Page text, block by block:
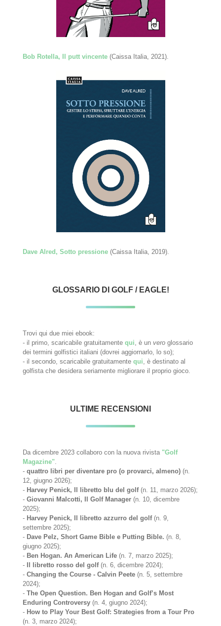
Bob Rotella, Il putt vincente (Caissa Italia, 2021).
Dave Alred, Sotto pressione (Caissa Italia, 2019).
GLOSSARIO DI GOLF / EAGLE!
Trovi qui due miei ebook:
- il primo, scaricabile gratuitamentequi, è unvero glossario
dei termini golfistici italiani (dovrei aggiornarlo, lo so);
- il secondo, scaricabile gratuitamentequi, è destinato al
golfista che desidera seriamente migliorare il proprio gioco.
ULTIME RECENSIONI
Da dicembre 2023 collaboro con la nuova rivista "Golf
Magazine"
-quattro libri per diventare pro (o provarci, almeno) (n.
12, giugno 2026);
- Harvey Penick, Il libretto blu del golf(n. 11, marzo 2026);
-Giovanni Malcotti, Il Golf Manager (n. 10, dicembre
2025);
- Harvey Penick, Il libretto azzurro del golf(n. 9,
settembre 2025);
- Dave Pelz, Short Game Bible e Putting Bible.(n. 8,
giugno 2025);
- Ben Hogan. An American Life (n. 7, marzo 2025);
-
Il libretto rosso del golf(n. 6, dicembre 2024);
-Changing the Course - Calvin Peete (n. 5, settembre
2024);
-The Open Question. Ben Hogan and Golf’s Most
Enduring Controversy (n. 4, giugno 2024);
- How to Play Your Best Golf: Strategies from a Tour Pro
(n. 3, marzo 2024);